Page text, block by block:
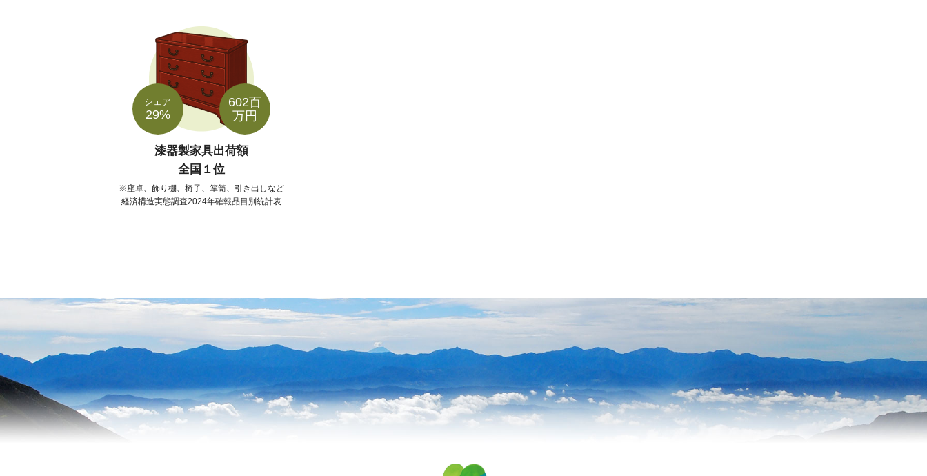
602百
万円
シェア
29%
漆器製家具出荷額
全国１位
座卓、飾り棚、椅子、箪笥、引き出しなど
経済構造実態調査2024年確報品目別統計表